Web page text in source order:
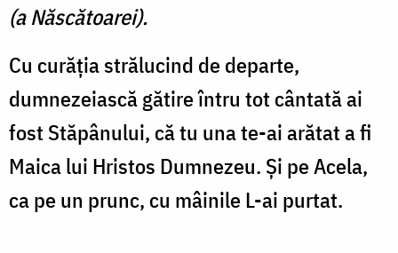
(a Născătoarei).
Cu curăția strălucind de departe,
dumnezeiască gătire întru tot cântată ai
fost Stăpânului, că tu una te-ai arătat a fi
Maica lui Hristos Dumnezeu. Și pe Acela,
ca pe un prunc, cu mâinile L-ai purtat.